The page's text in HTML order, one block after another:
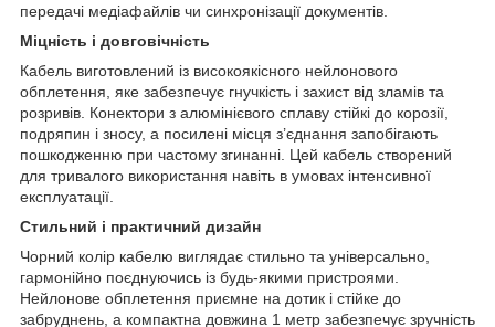
передачі медіафайлів чи синхронізації документів.
Міцність і довговічність
Кабель виготовлений із високоякісного нейлонового
обплетення, яке забезпечує гнучкість і захист від зламів та
розривів. Конектори з алюмінієвого сплаву стійкі до корозії,
подряпин і зносу, а посилені місця з’єднання запобігають
пошкодженню при частому згинанні. Цей кабель створений
для тривалого використання навіть в умовах інтенсивної
експлуатації.
Стильний і практичний дизайн
Чорний колір кабелю виглядає стильно та універсально,
гармонійно поєднуючись із будь-якими пристроями.
Нейлонове обплетення приємне на дотик і стійке до
забруднень, а компактна довжина 1 метр забезпечує зручність